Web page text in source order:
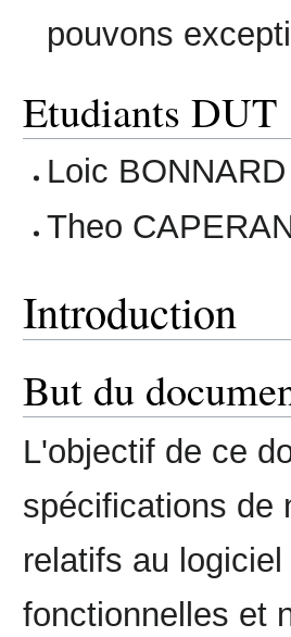
pouvons
Etudiants DUT
Loic BONNARD
Theo
Introduction
But du
L'objectif de ce
spécifications de
relatifs au
fonctionnelles et